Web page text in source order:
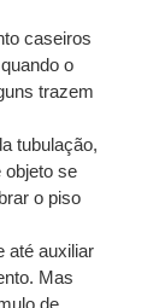
caseiros
o
trazem
tubulação,
objeto se
o piso
até auxiliar
Mas